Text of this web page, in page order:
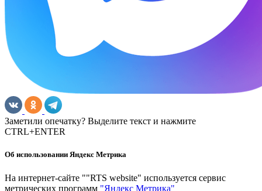
Заметили опечатку? Выделите текст и нажмите
CTRL+ENTER
Об использовании Яндекс Метрика
На интернет-сайте ""RTS website" используется сервис
метрических программ "Яндекс Метрика"